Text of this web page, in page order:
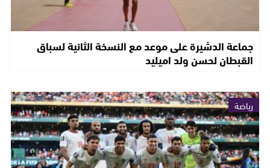
جماعة الدشيرة على موعد مع النسخة الثانية لسباق
القبطان لحسن ولد اميليد
رياضة